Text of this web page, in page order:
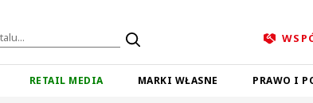
RETAIL MEDIA MARKI WŁASNE PRAWO I